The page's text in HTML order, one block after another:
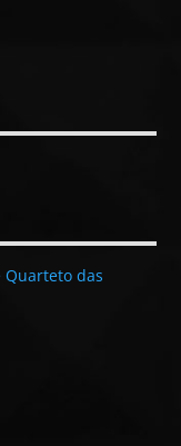
Quarteto das